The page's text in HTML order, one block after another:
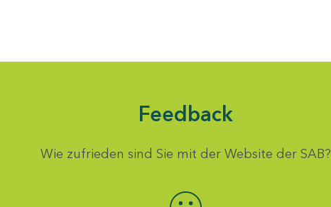
Feedback
Wie zufrieden sind Sie mit der Website der SAB?
Bewertung auswählen